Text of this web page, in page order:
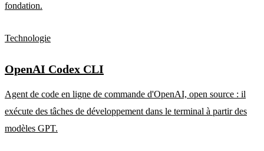
fondation.
Technologie
OpenAI Codex CLI
Agent de code en ligne de commande d'OpenAI, open source : il
exécute des tâches de développement dans le terminal à partir des
modèles GPT.